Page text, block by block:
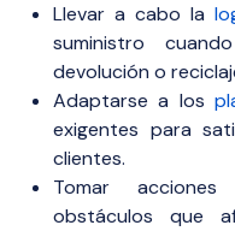
Llevar a cabo la
suministro
devolución o
Adaptarse a los
exigentes para
clientes.
Tomar
obstáculos que